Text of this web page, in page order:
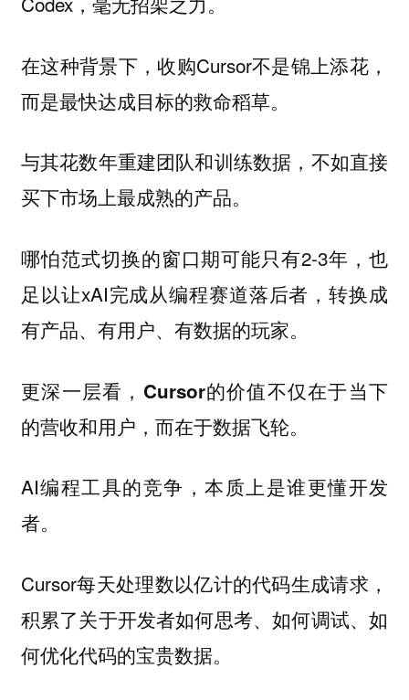
在这种背景下，收购Cursor不是锦上添花，
而是最快达成目标的救命稻草。
与其花数年重建团队和训练数据，不如直接
买下市场上最成熟的产品。
哪怕范式切换的窗口期可能只有2-3年，也
足以让xAI完成从编程赛道落后者，转换成
有产品、有用户、有数据的玩家。
更深一层看， Cursor的价值不仅在于当下
的营收和用户，而在于数据飞轮。
AI编程工具的竞争，本质上是谁更懂开发
者。
Cursor每天处理数以亿计的代码生成请求，
积累了关于开发者如何思考、如何调试、如
何优化代码的宝贵数据。